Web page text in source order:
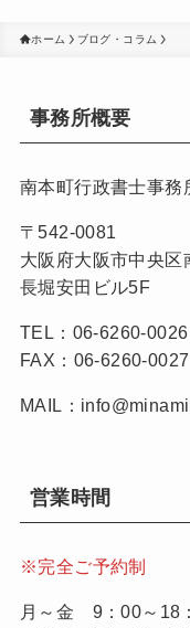
ホーム ブログ・コラム
事務所概要
南本町行政書士事務
〒542-0081
大阪府大阪市中央
長堀安田ビル5F
TEL：06-6260-0026
FAX：06-6260-0027
MAIL：
営業時間
※完全ご予約制
月～金 9：00～18